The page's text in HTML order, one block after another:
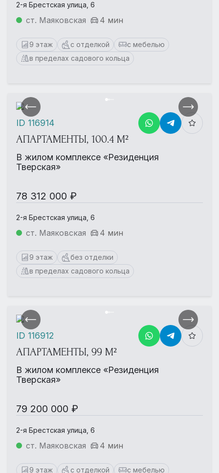
2-я Брестская улица, 6
ст. Маяковская 4 мин
9 этаж с отделкой
с мебелью
в пределах садового кольца
АПАРТАМЕНТЫ, 100.4 М²
В жилом комплексе «Резиденция
Тверская»
78 312 000 ₽
2-я Брестская улица, 6
ст. Маяковская 4 мин
9 этаж
без отделки
в пределах садового кольца
ID 116914
АПАРТАМЕНТЫ, 99 М²
В жилом комплексе «Резиденция
Тверская»
79 200 000 ₽
2-я Брестская улица, 6
ст. Маяковская 4 мин
9 этаж с отделкой с мебелью
ID 116912